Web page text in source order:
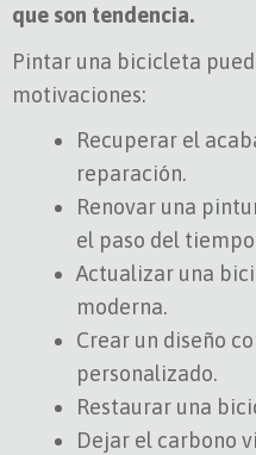
que son tendencia.
Pintar una bicicleta
motivaciones:
Recuperar el
reparación.
Renovar una
el paso del
Actualizar una
moderna.
Crear un diseño
personalizado.
Restaurar una
Dejar el carbono